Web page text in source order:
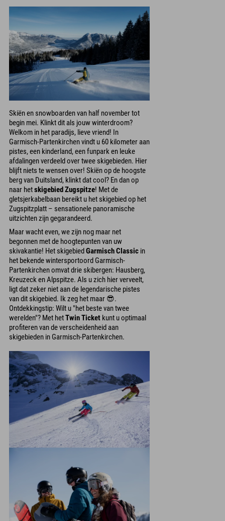
Skiën en snowboarden van half november tot
begin mei. Klinkt dit als jouw winterdroom?
Welkom in het paradijs, lieve vriend! In
Garmisch-Partenkirchen vindt u 60 kilometer aan
pistes, een kinderland, een funpark en leuke
afdalingen verdeeld over twee skigebieden. Hier
blijft niets te wensen over! Skiën op de hoogste
berg van Duitsland, klinkt dat cool? En dan op
naar hetskigebied Zugspitze! Met de
gletsjerkabelbaan bereikt u het skigebied op het
Zugspitzplatt – sensationele panoramische
uitzichten zijn gegarandeerd.
Maar wacht even, we zijn nog maar net
begonnen met de hoogtepunten van uw
skivakantie! Het skigebiedGarmisch Classic in
het bekende wintersportoord Garmisch-
Partenkirchen omvat drie skibergen: Hausberg,
Kreuzeck en Alpspitze. Als u zich hier verveelt,
ligt dat zeker niet aan de legendarische pistes
van dit skigebied. Ik zeg het maar 😎.
Ontdekkingstip: Wilt u "het beste van twee
werelden"? Met hetTwin Ticket kunt u optimaal
profiteren van de verscheidenheid aan
skigebieden in Garmisch-Partenkirchen.